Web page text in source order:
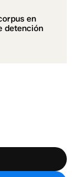
en
detención